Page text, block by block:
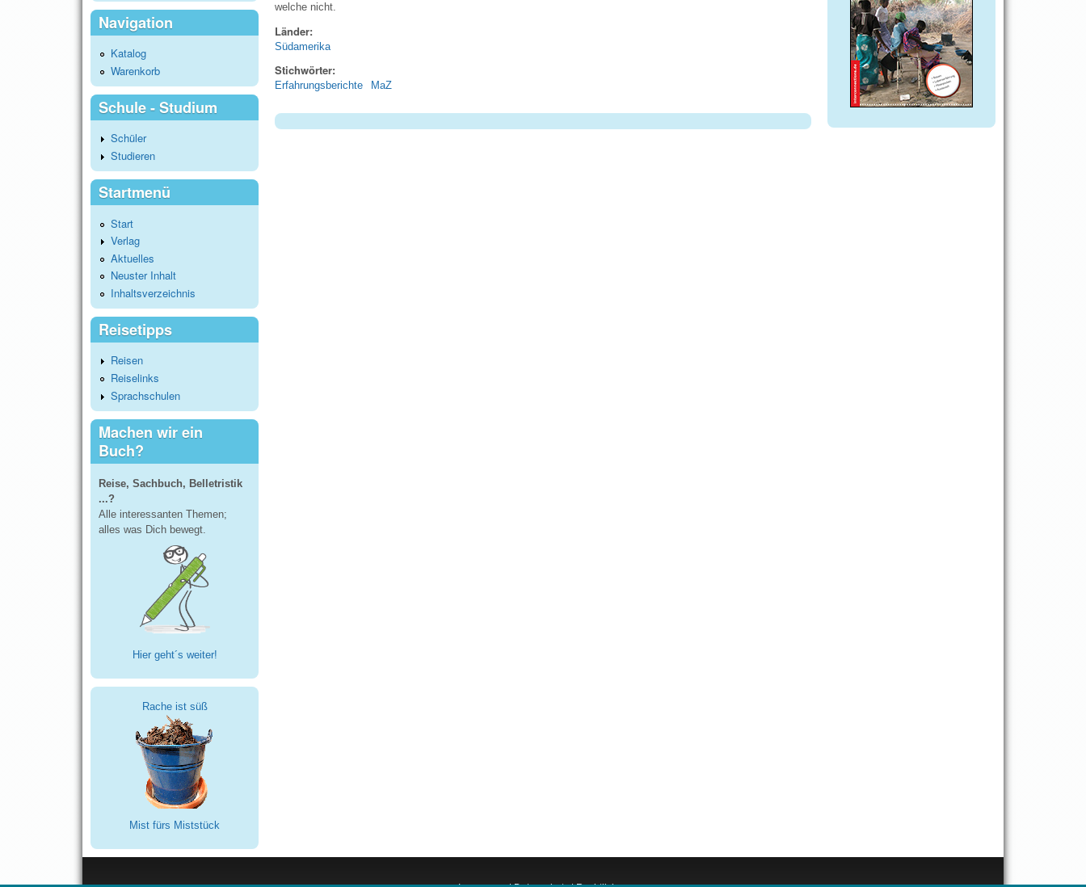
welche nicht.
Länder:
Südamerika
Stichwörter:
Erfahrungsberichte MaZ
Navigation
Katalog
Warenkorb
Schule - Studium
Schüler
Studieren
Startmenü
Start
Verlag
Aktuelles
Neuster Inhalt
Inhaltsverzeichnis
Reisetipps
Reisen
Reiselinks
Sprachschulen
Machen wir ein
Buch?
Reise, Sachbuch, Belletristik
...?
Alle interessanten Themen;
alles was Dich bewegt.
Hier geht´s weiter!
Rache ist süß
Mist fürs Miststück